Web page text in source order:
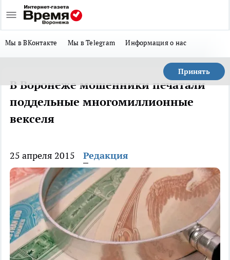
Мы в ВКонтакте Мы в Telegram Информация о нас
Принять
В Воронеже мошенники печатали
поддельные многомиллионные
векселя
25 апреля 2015 Редакция